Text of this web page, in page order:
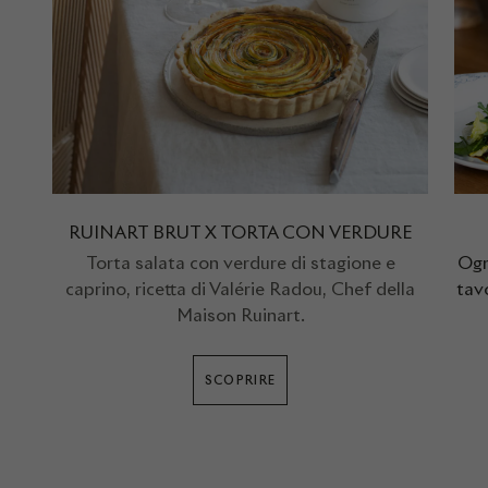
RUINART BRUT X TORTA CON VERDURE
Torta salata con verdure di stagione e
caprino, ricetta di Valérie Radou, Chef della
Maison Ruinart.
SCOPRIRE